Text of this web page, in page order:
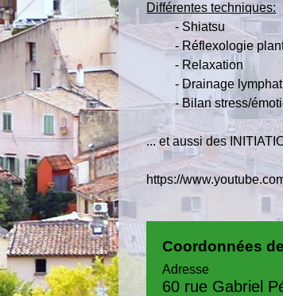
Différentes techniques:
- Shiatsu
- Réflexologie
- Relaxation
- Drainage
- Bilan stress/
... et aussi des
https://
Coordonnées
Adresse
60 rue Gabriel